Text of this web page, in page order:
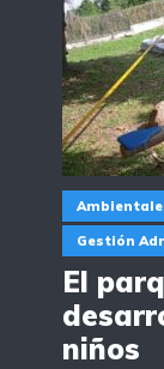
Gestión
El
niños